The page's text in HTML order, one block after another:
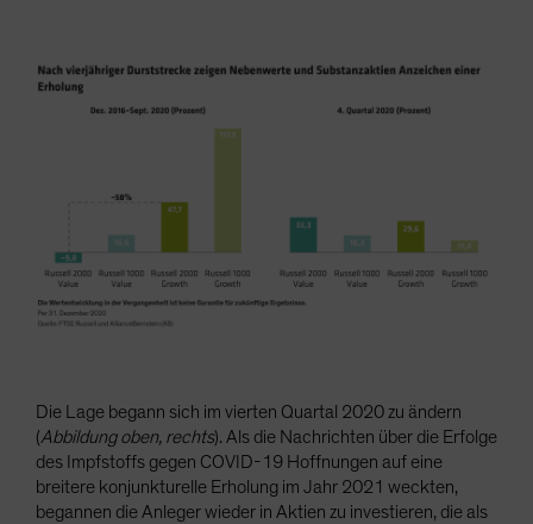
Die Lage begann sich im vierten Quartal 2020 zu ändern
(Abbildung oben, rechts). Als die Nachrichten über die Erfolge
des Impfstoffs gegen COVID-19 Hoffnungen auf eine
breitere konjunkturelle Erholung im Jahr 2021 weckten,
begannen die Anleger wieder in Aktien zu investieren, die als